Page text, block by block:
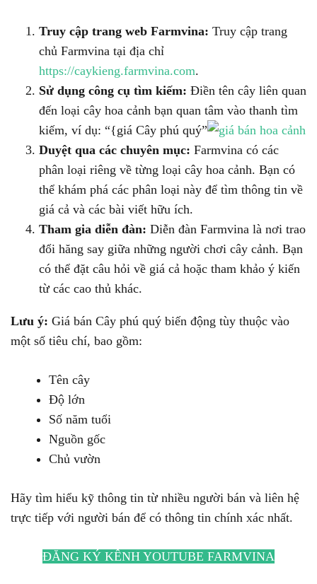
Truy cập trang web Farmvina: Truy cập trang
chủ Farmvina tại địa chỉ
https://caykieng.farmvina.com.
Sử dụng công cụ tìm kiếm: Điền tên cây liên quan
đến loại cây hoa cảnh bạn quan tâm vào thanh tìm
kiếm, ví dụ: “{giá Cây phú quý”
Duyệt qua các chuyên mục: Farmvina có các
phân loại riêng về từng loại cây hoa cảnh. Bạn có
thể khám phá các phân loại này để tìm thông tin về
giá cả và các bài viết hữu ích.
Tham gia diễn đàn: Diễn đàn Farmvina là nơi trao
đổi hăng say giữa những người chơi cây cảnh. Bạn
có thể đặt câu hỏi về giá cả hoặc tham khảo ý kiến
từ các cao thủ khác.
Lưu ý: Giá bán Cây phú quý biến động tùy thuộc vào
một số tiêu chí, bao gồm:
Tên cây
Độ lớn
Số năm tuổi
Nguồn gốc
Chủ vườn
Hãy tìm hiểu kỹ thông tin từ nhiều người bán và liên hệ
trực tiếp với người bán để có thông tin chính xác nhất.
ĐĂNG KÝ KÊNH YOUTUBE FARMVINA